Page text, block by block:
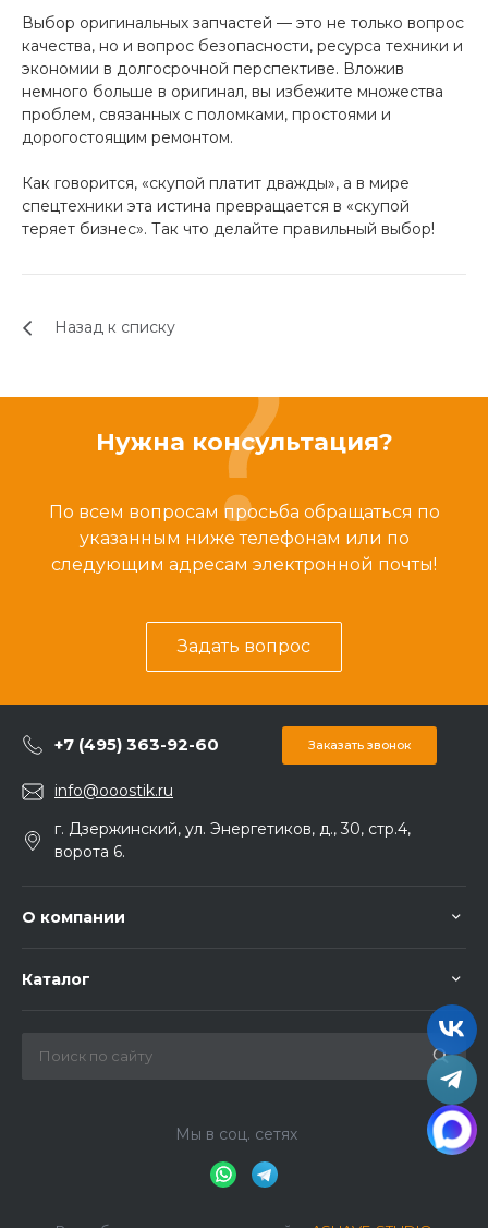
Выбор оригинальных запчастей — это не только вопрос
качества, но и вопрос безопасности, ресурса техники и
экономии в долгосрочной перспективе. Вложив
немного больше в оригинал, вы избежите множества
проблем, связанных с поломками, простоями и
дорогостоящим ремонтом.
Как говорится, «скупой платит дважды», а в мире
спецтехники эта истина превращается в «скупой
теряет бизнес». Так что делайте правильный выбор!
Назад к списку
Нужна консультация?
По всем вопросам просьба обращаться по
указанным ниже телефонам или по
следующим адресам электронной почты!
Задать вопрос
+7 (495) 363-92-60 Заказать звонок
info@ooostik.ru
г. Дзержинский, ул. Энергетиков, д., 30, стр.4,
ворота 6.
О компании
Каталог
Мы в соц. сетях